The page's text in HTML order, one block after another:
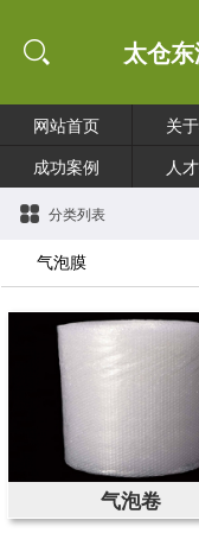
太仓
网站首页 关
成功案例
人
分类列表
气泡膜
气泡卷